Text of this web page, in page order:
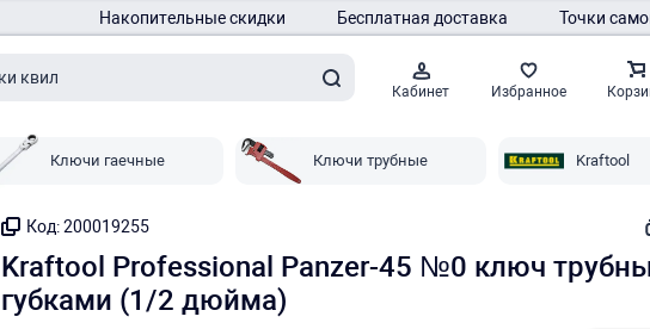
Накопительные скидки Бесплатная доставка Точки
Кабинет Избранное
Ключи гаечные Ключи трубные Kraftool
Код: 200019255
Kraftool Professional Panzer-45 №0 ключ
губками (1/2 дюйма)